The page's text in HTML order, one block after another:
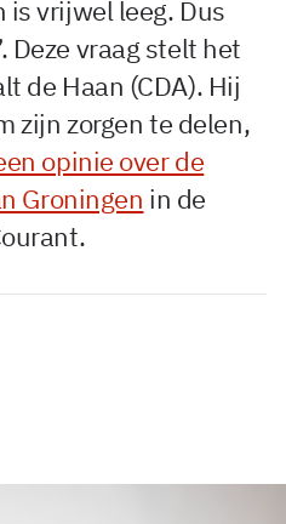
is vrijwel leeg. Dus
Deze vraag stelt het
de Haan (CDA). Hij
zijn zorgen te delen,
opinie over de
Groningen in de